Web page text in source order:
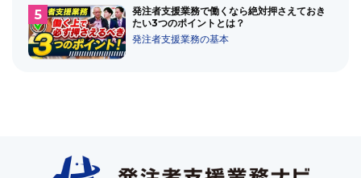
発注者支援業務で働くなら絶対押さえておき
たい3つのポイントとは？
発注者支援業務の基本